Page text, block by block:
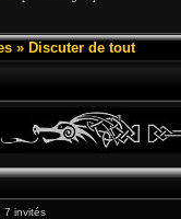
» Discuter de tout
7 invités